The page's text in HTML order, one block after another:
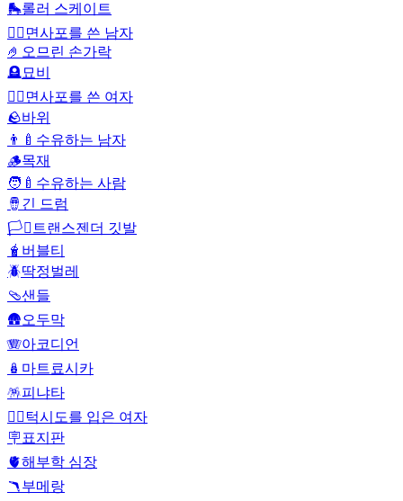
🛼롤러 스케이트
👰‍♂️ 면사포를 쓴 남자
🤌 오므린 손가락
🪦묘비
👰‍♀️ 면사포를 쓴 여자
🪨바위
👨‍🍼 수유하는 남자
🪵목재
🧑‍🍼 수유하는 사람
🪘 긴 드럼
🏳️‍⚧️ 트랜스젠더 깃발
🧋 버블티
🪲딱정벌레
🩴샌들
🛖오두막
🪗아코디언
🪆 마트료시카
🪅피냐타
🤵‍♀️ 턱시도를 입은 여자
🪧 표지판
🫀해부학 심장
🪃부메랑